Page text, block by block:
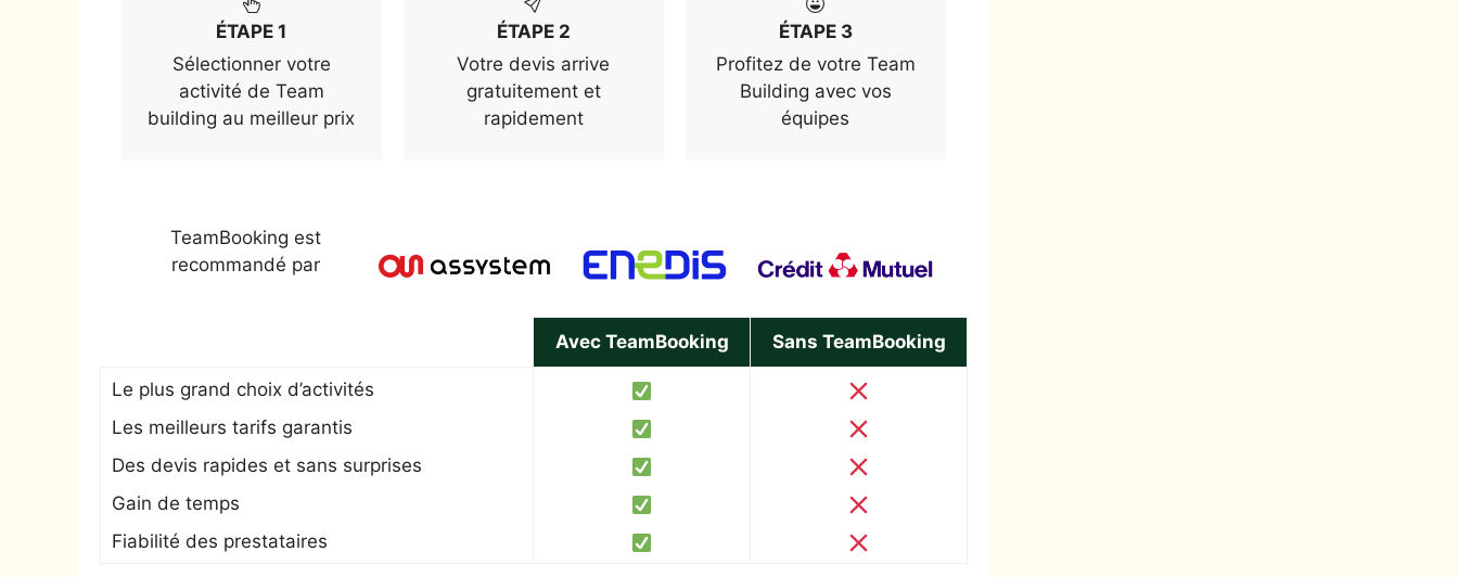
ÉTAPE 1
Sélectionner votre
activité de Team
building au meilleur prix
ÉTAPE 2
Votre devis arrive
gratuitement et
rapidement
ÉTAPE 3
Profitez de votre Team
Building avec vos
équipes
TeamBooking est
recommandé par
Avec TeamBooking Sans TeamBooking
Le plus grand choix d’activités
Les meilleurs tarifs garantis
Des devis rapides et sans surprises
Gain de temps
Fiabilité des prestataires